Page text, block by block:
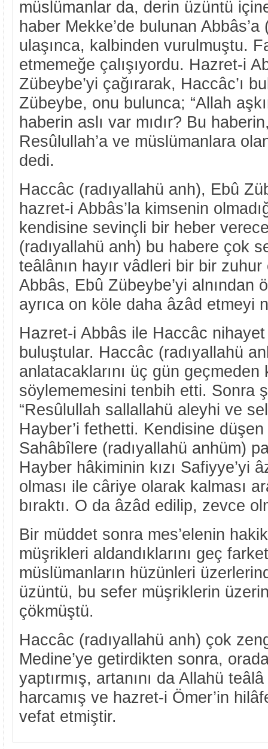
müslümanlar da, derin üzüntü
haber Mekke’de bulunan
ulaşınca, kalbinden vurulmuştu.
etmemeğe çalışıyordu. Hazret-i
Zübeybe’yi çağırarak, Haccâc’ı
Zübeybe, onu bulunca; “Allah
haberin aslı var mıdır? Bu
Resûlullah’a ve müslümanlara
dedi.
Haccâc (radıyallahü anh), Ebû
hazret-i Abbâs’la kimsenin
kendisine sevinçli bir heber
(radıyallahü anh) bu habere çok
teâlânın hayır vâdleri bir bir
Abbâs, Ebû Zübeybe’yi alnından
ayrıca on köle daha âzâd etmeyi
Hazret-i Abbâs ile Haccâc
buluştular. Haccâc (radıyallahü
anlatacaklarını üç gün geçmeden
söylememesini tenbih etti. Sonra
“Resûlullah sallallahü aleyhi ve
Hayber’i fethetti. Kendisine
Sahâbîlere (radıyallahü anhüm)
Hayber hâkiminin kızı Safiyye’yi
olması ile câriye olarak kalması
bıraktı. O da âzâd edilip, zevce
Bir müddet sonra mes’elenin
müşrikleri aldandıklarını geç
müslümanların hüzünleri
üzüntü, bu sefer müşriklerin
çökmüştü.
Haccâc (radıyallahü anh) çok
Medine’ye getirdikten sonra,
yaptırmış, artanını da Allahü
harcamış ve hazret-i Ömer’in
vefat etmiştir.